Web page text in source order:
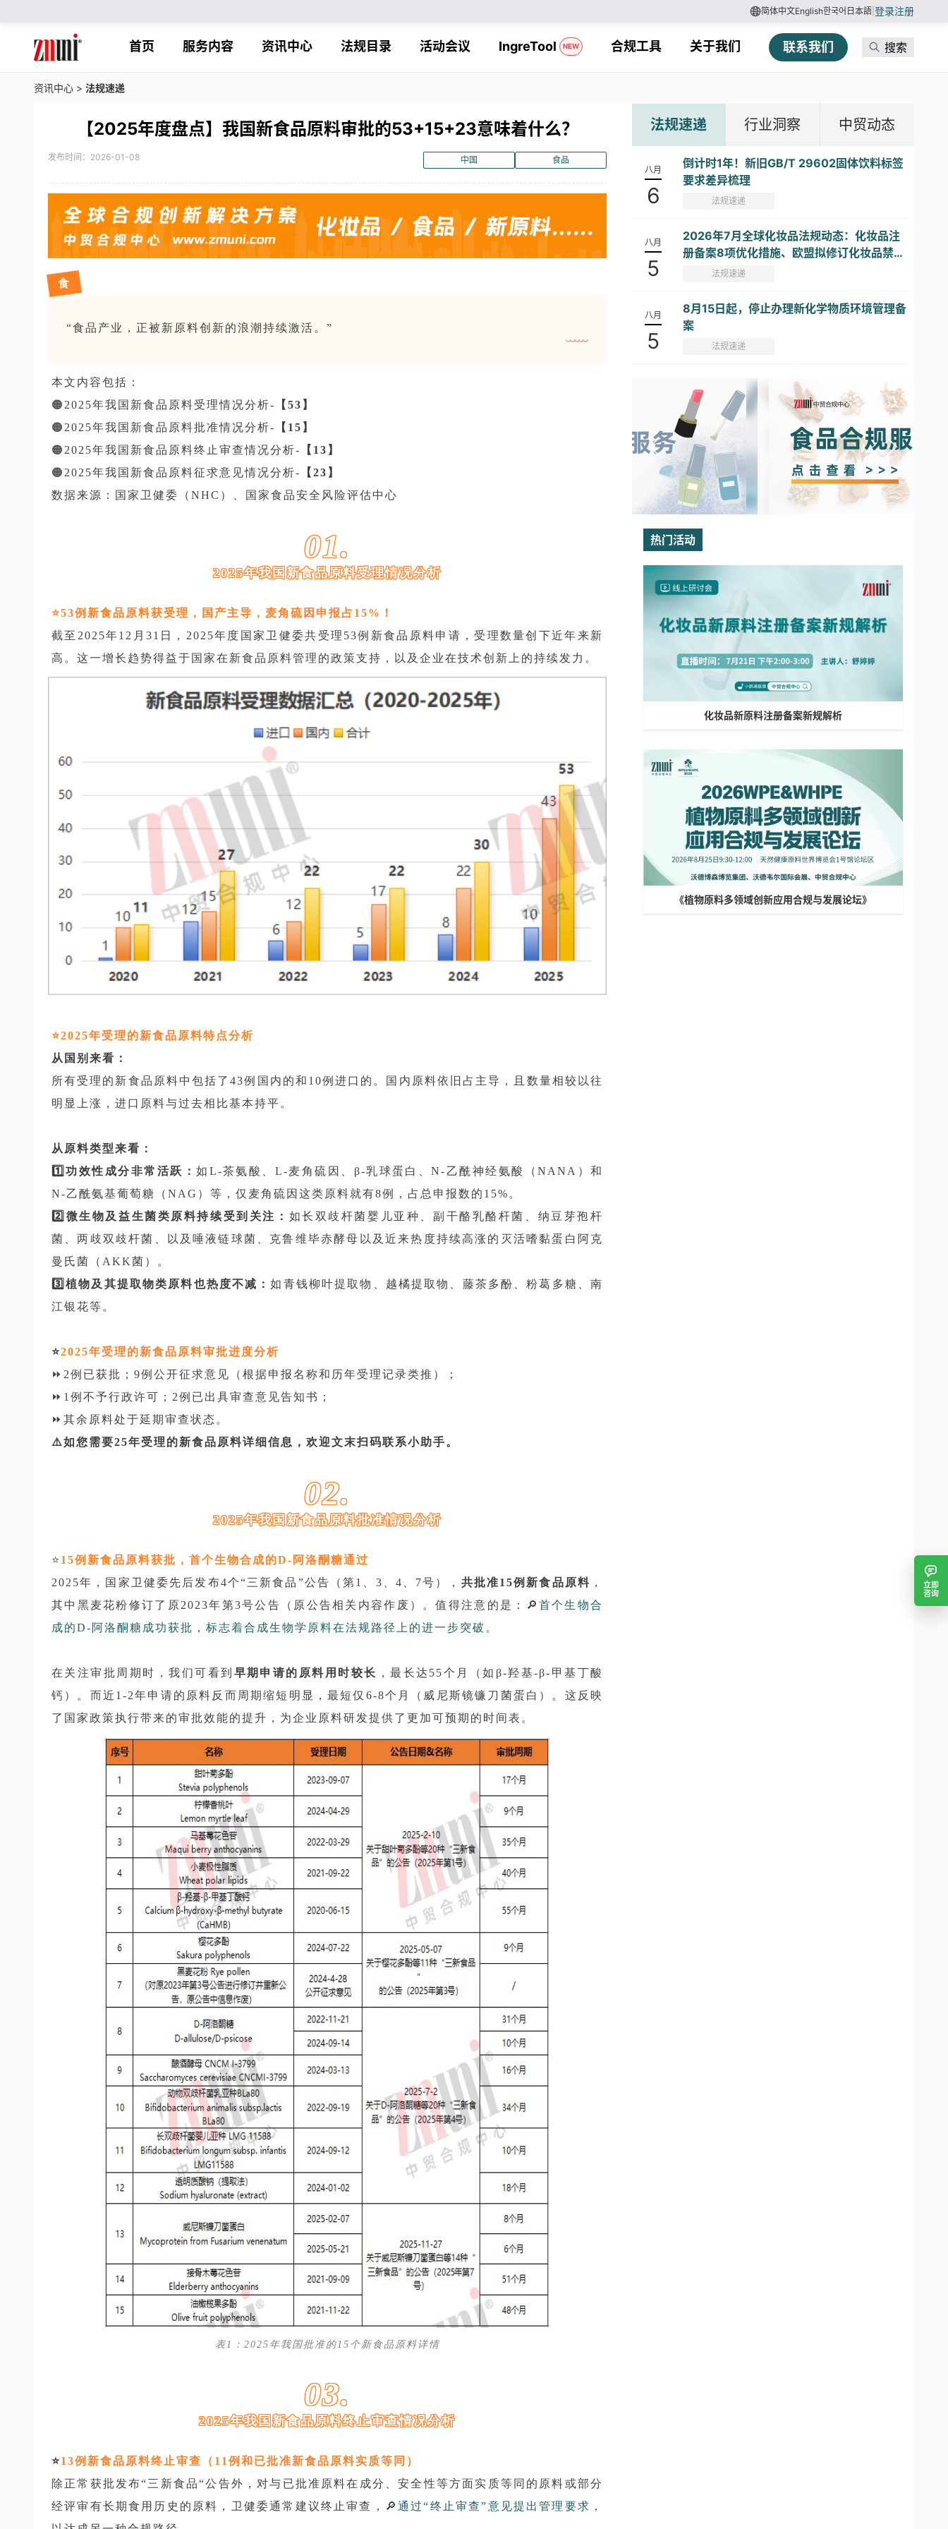
简体中文English한국어 日本語 登录注册
首页 服务内容 资讯中心 法规目录 活动会议 IngreTool NEW 合规工具 关于我们 联系我们 搜索
资讯中心 > 法规速递
【2025年度盘点】我国新食品原料审批的53+15+23意味着什么？
发布时间：2026-01-08 中国 食品
食
“食品产业，正被新原料创新的浪潮持续激活。”
本文内容包括：
🟠2025年我国新食品原料受理情况分析-
【53】
🟠2025年我国新食品原料批准情况分析-
【15】
🟠2025年我国新食品原料终止审查情况分析-
【13】
🟠2025年我国新食品原料征求意见情况分析-
【23】
数据来源：国家卫健委（NHC）、国家食品安全风险评估中心
01.
2025年我国新食品原料受理情况分析
⭐️53例新食品原料获受理，国产主导，麦角硫因申报占15%！
截至2025年12月31日，2025年度国家卫健委共受理53例新食品原料申请，受理数量创下近年来新
高。这一增长趋势得益于国家在新食品原料管理的政策支持，以及企业在技术创新上的持续发力。
⭐️2025年受理的新食品原料特点分析
从国别来看：
所有受理的新食品原料中包括了43例国内的和10例进口的。国内原料依旧占主导，且数量相较以往
明显上涨，进口原料与过去相比基本持平。
从原料类型来看：
1️⃣功效性成分非常活跃：如L-茶氨酸、L-麦角硫因、β-乳球蛋白、N-乙酰神经氨酸（NANA）和
N-乙酰氨基葡萄糖（NAG）等，仅麦角硫因这类原料就有8例，占总申报数的15%。
2️⃣微生物及益生菌类原料持续受到关注： 如长双歧杆菌婴儿亚种、副干酪乳酪杆菌、纳豆芽孢杆
菌、两歧双歧杆菌、以及唾液链球菌、克鲁维毕赤酵母以及近来热度持续高涨的灭活嗜黏蛋白阿克
曼氏菌（AKK菌）。
3️⃣植物及其提取物类原料也热度不减：如青钱柳叶提取物、越橘提取物、藤茶多酚、粉葛多糖、南
江银花等。
⭐️2025年受理的新食品原料审批进度分析
⏩️2例已获批；9例公开征求意见（根据申报名称和历年受理记录类推）；
⏩️1例不予行政许可；2例已出具审查意见告知书；
⏩️其余原料处于延期审查状态。
⚠️如您需要25年受理的新食品原料详细信息，欢迎文末扫码联系小助手。
02.
2025年我国新食品原料批准情况分析
⭐️ 15例新食品原料获批，首个生物合成的D-阿洛酮糖通过
2025年，国家卫健委先后发布4个“三新食品”公告（第1、3、4、7号）， 共批准15例新食品原料 ，
其中黑麦花粉修订了原2023年第3号公告（原公告相关内容作废）。值得注意的是：🔎 首个生物合
成的D-阿洛酮糖成功获批，标志着合成生物学原料在法规路径上的进一步突破。
在关注审批周期时，我们可看到 早期申请的原料用时较长 ，最长达55个月（如β-羟基-β-甲基丁酸
钙）。而近1-2年申请的原料反而周期缩短明显，最短仅6-8个月（威尼斯镜镰刀菌蛋白）。这反映
了国家政策执行带来的审批效能的提升，为企业原料研发提供了更加可预期的时间表。
表1：2025年我国批准的15个新食品原料详情
03.
2025年我国新食品原料终止审查情况分析
⭐️13例新食品原料终止审查（11例和已批准新食品原料实质等同）
除正常获批发布“三新食品“公告外，对与已批准原料在成分、安全性等方面实质等同的原料或部分
经评审有长期食用历史的原料，卫健委通常建议终止审查，🔎通过“终止审查”意见提出管理要求 ，
法规速递 行业洞察 中贸动态
八月
6
倒计时1年！新旧GB/T 29602固体饮料标签
要求差异梳理
法规速递
八月
5
2026年7月全球化妆品法规动态：化妆品注
册备案8项优化措施、欧盟拟修订化妆品禁限
用物质清单...
法规速递
八月
5
8月15日起，停止办理新化学物质环境管理备
案
法规速递
热门活动
化妆品新原料注册备案新规解析
《植物原料多领域创新应用合规与发展论坛》
立即
咨询